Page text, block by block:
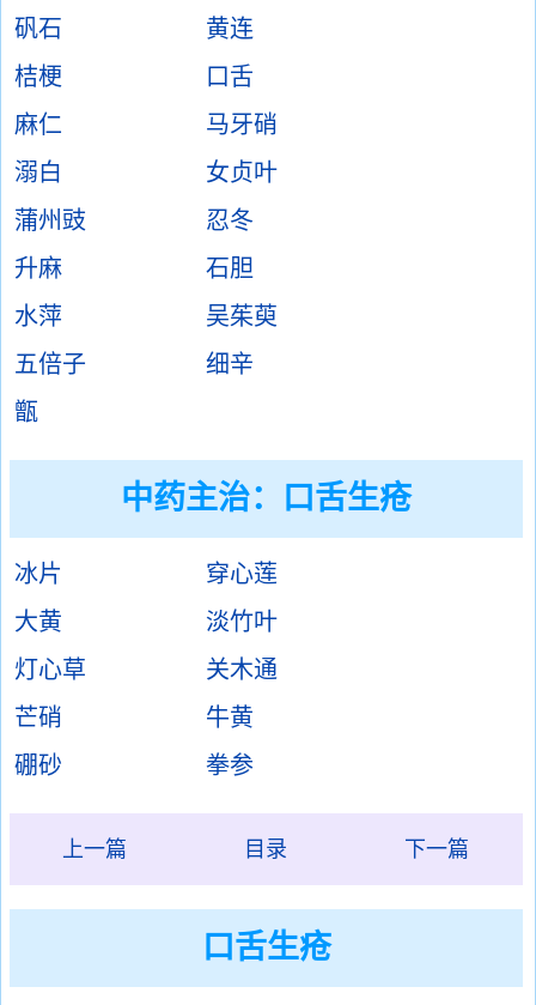
矾石
黄连
桔梗
口舌
麻仁
马牙硝
溺白
女贞叶
蒲州豉
忍冬
升麻
石胆
水萍
吴茱萸
五倍子
细辛
甑
中药主治：口舌生疮
冰片
穿心莲
大黄
淡竹叶
灯心草
关木通
芒硝
牛黄
硼砂
拳参
上一篇 目录 下一篇
口舌生疮